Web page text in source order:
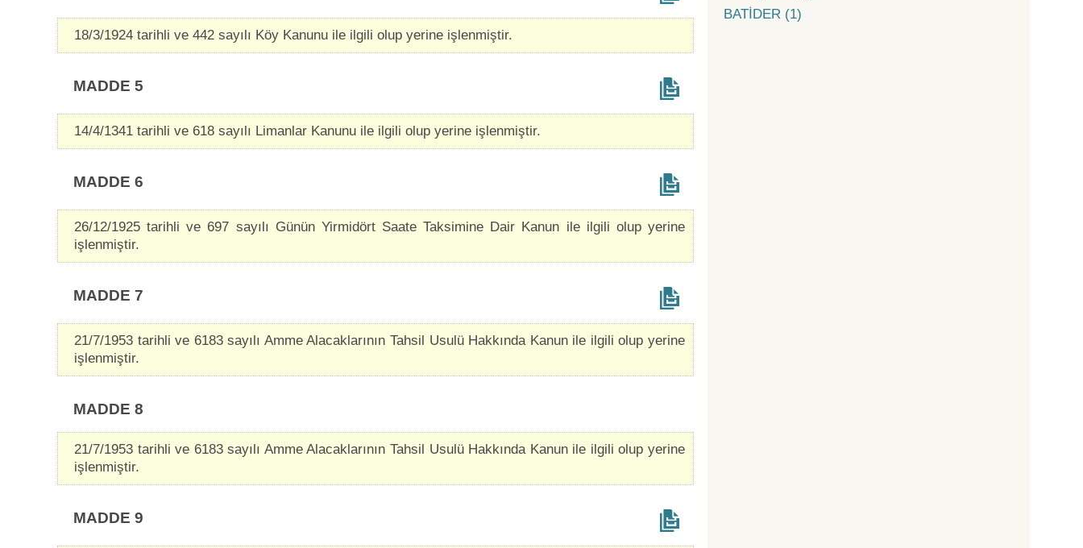
18/3/1924 tarihli ve 442 sayılı Köy Kanunu ile ilgili olup yerine işlenmiştir.
MADDE 5
14/4/1341 tarihli ve 618 sayılı Limanlar Kanunu ile ilgili olup yerine işlenmiştir.
MADDE 6
26/12/1925 tarihli ve 697 sayılı Günün Yirmidört Saate Taksimine Dair Kanun ile ilgili olup yerine
işlenmiştir.
MADDE 7
21/7/1953 tarihli ve 6183 sayılı Amme Alacaklarının Tahsil Usulü Hakkında Kanun ile ilgili olup yerine
işlenmiştir.
MADDE 8
21/7/1953 tarihli ve 6183 sayılı Amme Alacaklarının Tahsil Usulü Hakkında Kanun ile ilgili olup yerine
işlenmiştir.
MADDE 9
BATİDER (1)